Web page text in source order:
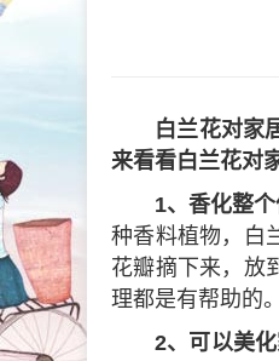
白兰花对家
来看看白兰花对
1、香化整个
种香料植物，白
花瓣摘下来，放
理都是有帮助的。
2、可以美化